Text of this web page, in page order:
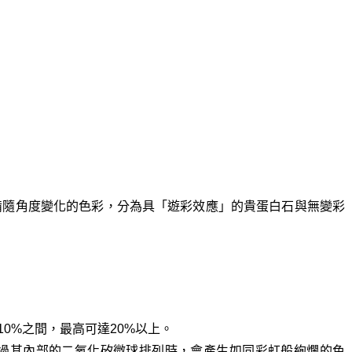
角度變化的色彩，分為具「遊彩效應」的貴蛋白石與無變彩
之間，最高可達20%以上。